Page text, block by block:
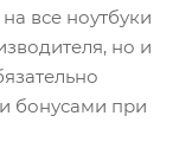
все ноутбуки
но и
бонусами при